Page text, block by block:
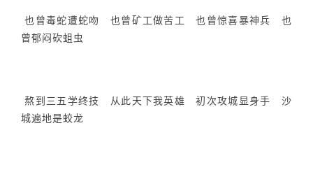
也曾毒蛇遭蛇吻 也曾矿工做苦工 也曾惊喜暴神兵 也
曾郁闷砍蛆虫
熬到三五学终技 从此天下我英雄 初次攻城显身手 沙
城遍地是蛟龙